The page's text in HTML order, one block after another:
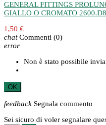
GENERAL FITTINGS
GIALLO O CROMATO 2600.D8
1,50 €
chat Commenti (0)
error
Non è stato possibile
OK
feedback Segnala commento
Sei sicuro di voler segnalare